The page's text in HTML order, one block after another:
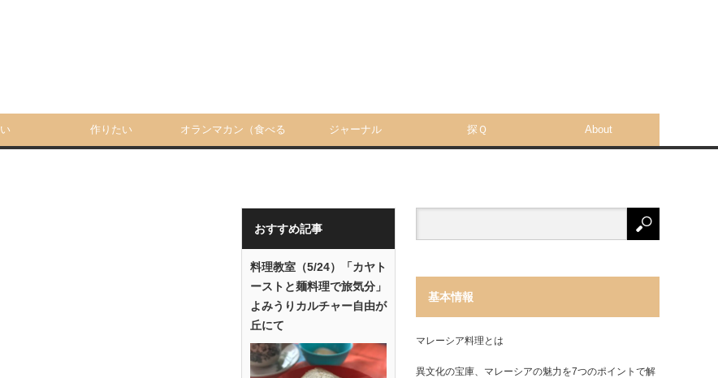
作りたい オランマカン（食べる ジャーナル 探Ｑ About
おすすめ記事
料理教室（5/24）「カヤト
ーストと麺料理で旅気分」
よみうりカルチャー自由が
丘にて
基本情報
マレーシア料理とは
異文化の宝庫、マレーシアの魅力を7つのポイントで解